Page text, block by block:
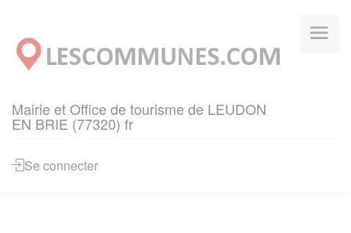
Mairie et Office de tourisme de LEUDON
EN BRIE (77320) fr
Se connecter